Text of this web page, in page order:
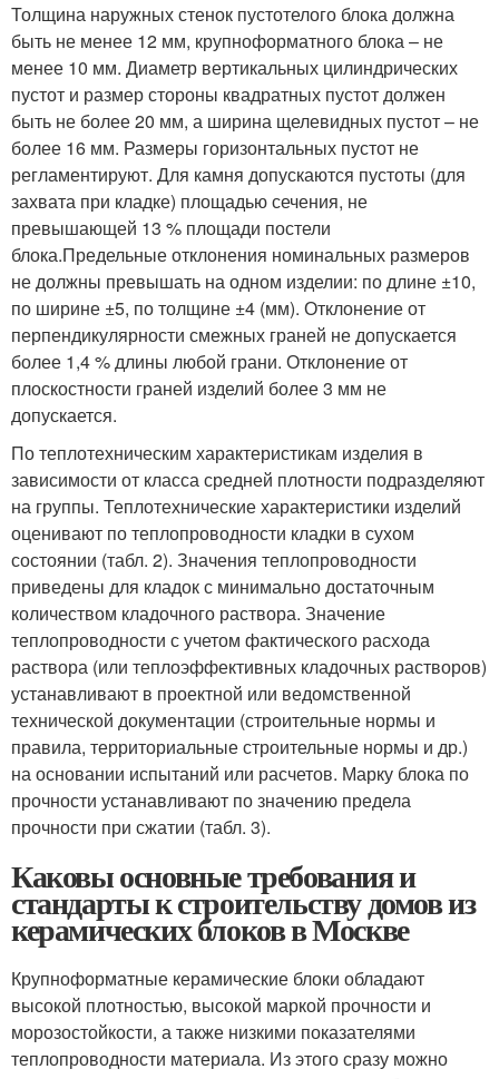
Толщина наружных стенок пустотелого блока должна
быть не менее 12 мм, крупноформатного блока – не
менее 10 мм. Диаметр вертикальных цилиндрических
пустот и размер стороны квадратных пустот должен
быть не более 20 мм, а ширина щелевидных пустот – не
более 16 мм. Размеры горизонтальных пустот не
регламентируют. Для камня допускаются пустоты (для
захвата при кладке) площадью сечения, не
превышающей 13 % площади постели
блока.Предельные отклонения номинальных размеров
не должны превышать на одном изделии: по длине ±10,
по ширине ±5, по толщине ±4 (мм). Отклонение от
перпендикулярности смежных граней не допускается
более 1,4 % длины любой грани. Отклонение от
плоскостности граней изделий более 3 мм не
допускается.
По теплотехническим характеристикам изделия в
зависимости от класса средней плотности подразделяют
на группы. Теплотехнические характеристики изделий
оценивают по теплопроводности кладки в сухом
состоянии (табл. 2). Значения теплопроводности
приведены для кладок с минимально достаточным
количеством кладочного раствора. Значение
теплопроводности с учетом фактического расхода
раствора (или теплоэффективных кладочных растворов)
устанавливают в проектной или ведомственной
технической документации (строительные нормы и
правила, территориальные строительные нормы и др.)
на основании испытаний или расчетов. Марку блока по
прочности устанавливают по значению предела
прочности при сжатии (табл. 3).
Каковы основные требования и
стандарты к строительству домов из
керамических блоков в Москве
Крупноформатные керамические блоки обладают
высокой плотностью, высокой маркой прочности и
морозостойкости, а также низкими показателями
теплопроводности материала. Из этого сразу можно